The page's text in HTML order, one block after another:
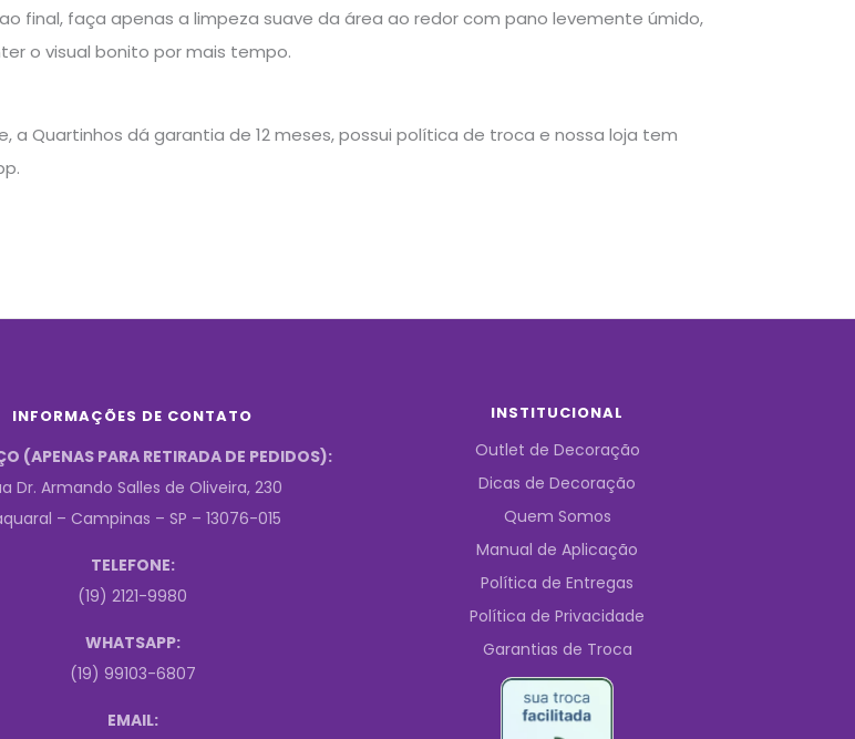
final, faça apenas a limpeza suave da área ao redor com pano levemente úmido,
o visual bonito por mais tempo.
a Quartinhos dá garantia de 12 meses, possui política de troca e nossa loja tem
INFORMAÇÕES DE CONTATO
(APENAS PARA RETIRADA DE PEDIDOS):
Dr. Armando Salles de Oliveira, 230
– Campinas – SP – 13076-015
TELEFONE:
(19) 2121-9980
WHATSAPP:
(19) 99103-6807
EMAIL:
INSTITUCIONAL
Outlet de Decoração
Dicas de Decoração
Quem Somos
Manual de Aplicação
Política de Entregas
Política de Privacidade
Garantias de Troca